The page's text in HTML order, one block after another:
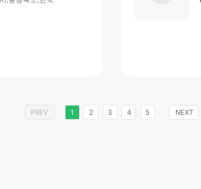
PREV 1 2 3 4 5 NEXT